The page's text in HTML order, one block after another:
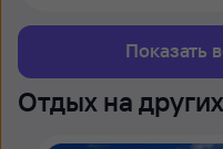
Показать
Отдых на